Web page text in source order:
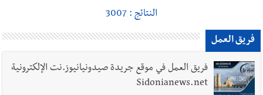
النتائج : 3007
فريق العمل
فريق العمل في موقع جريدة صيدونيانيوز.نت الإلكترونية
Sidonianews.net